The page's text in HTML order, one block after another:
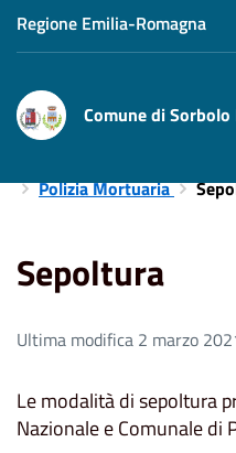
Regione Emilia-Romagna
Comune di Sorbolo
Polizia Mortuaria
Sepoltura
Ultima modifica 2 marzo
Le modalità di sepoltura
Nazionale e Comunale di